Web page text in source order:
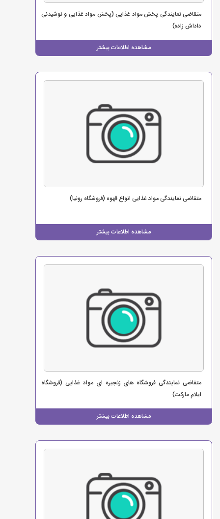
مشاهده اطلاعات بیشتر
متقاضی نمایندگی پخش مواد غذایی (پخش مواد غذایی و نوشیدنی
داداش زاده)
مشاهده اطلاعات بیشتر
متقاضی نمایندگی مواد غذایی انواع قهوه (فروشگاه رونیا)
مشاهده اطلاعات بیشتر
متقاضی نمایندگی فروشگاه های زنجیره ای مواد غذایی (فروشگاه
ایلام مارکت)